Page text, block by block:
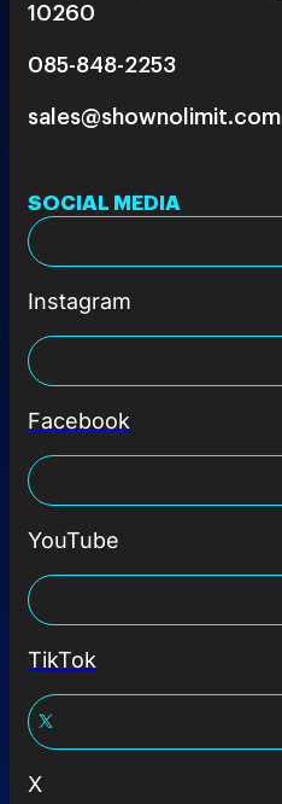
10260
085-848-2253
sales@shownolimit.com
SOCIAL MEDIA
Instagram
Facebook
YouTube
TikTok
X